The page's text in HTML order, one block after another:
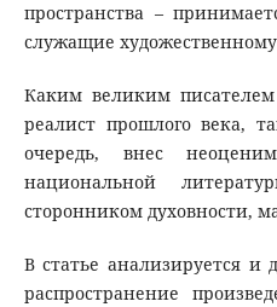
пространства –
служащие художественному
Каким великим
реалист прошлого века,
очередь, внес
национальной
сторонником духовности,
В статье анализируется и
распространение